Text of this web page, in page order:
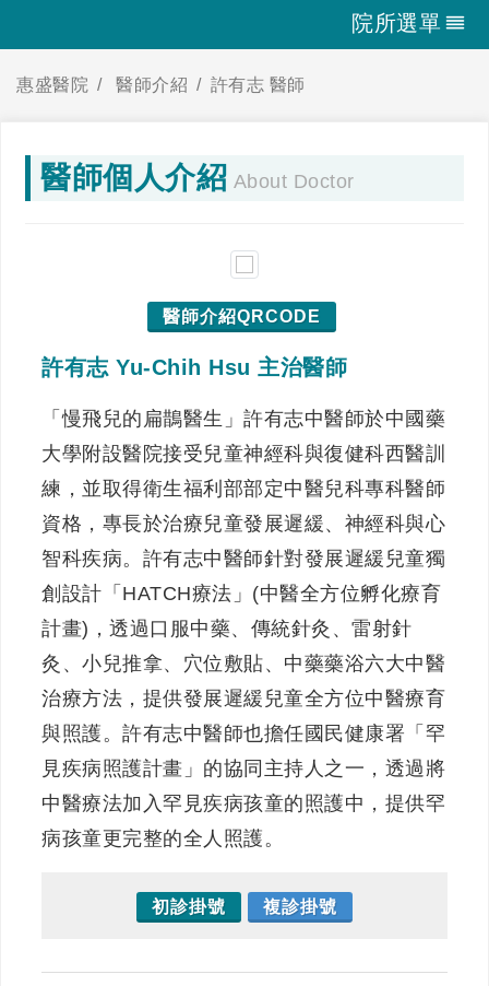
院所選單
惠盛醫院 醫師介紹 許有志 醫師
醫師個人介紹 About Doctor
醫師介紹QRCODE
許有志 Yu-Chih Hsu 主治醫師
「慢飛兒的扁鵲醫生」許有志中醫師於中國藥
大學附設醫院接受兒童神經科與復健科西醫訓
練，並取得衛生福利部部定中醫兒科專科醫師
資格，專長於治療兒童發展遲緩、神經科與心
智科疾病。許有志中醫師針對發展遲緩兒童獨
創設計「HATCH療法」(中醫全方位孵化療育
計畫)，透過口服中藥、傳統針灸、雷射針
灸、小兒推拿、穴位敷貼、中藥藥浴六大中醫
治療方法，提供發展遲緩兒童全方位中醫療育
與照護。許有志中醫師也擔任國民健康署「罕
見疾病照護計畫」的協同主持人之一，透過將
中醫療法加入罕見疾病孩童的照護中，提供罕
病孩童更完整的全人照護。
初診掛號 複診掛號